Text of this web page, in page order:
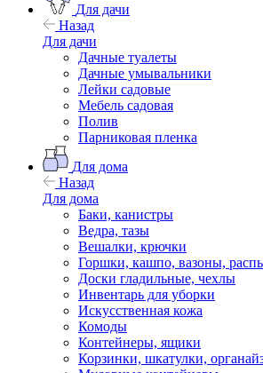
Для дачи
Назад
Для дачи
Дачные туалеты
Дачные умывальники
Лейки садовые
Мебель садовая
Полив
Парниковая пленка
Для дома
Назад
Для дома
Баки, канистры
Ведра, тазы
Вешалки, крючки
Горшки, кашпо, вазоны,
Доски гладильные, чехлы
Инвентарь для уборки
Искусственная кожа
Комоды
Контейнеры, ящики
Корзинки, шкатулки,